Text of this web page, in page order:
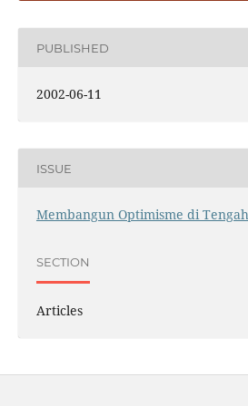
PUBLISHED
2002-06-11
ISSUE
Membangun Optimisme di
SECTION
Articles